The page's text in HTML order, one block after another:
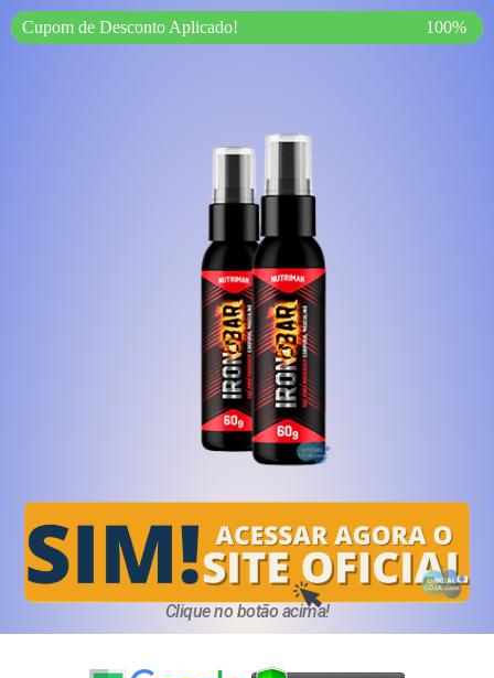
Cupom de Desconto Aplicado! 100%
Clique no botão acima!